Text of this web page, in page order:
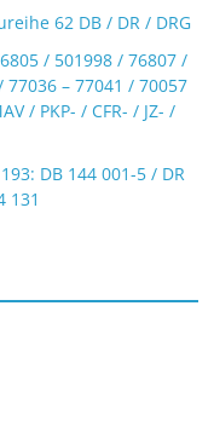
62 DB / DR / DRG
/ 501998 / 76807 /
– 77041 / 70057
/ PKP- / CFR- / JZ- /
DB 144 001-5 / DR
131